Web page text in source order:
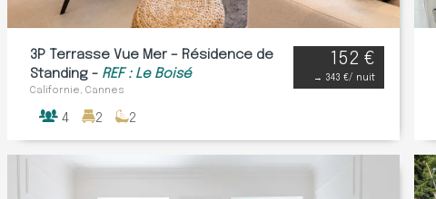
3P Terrasse Vue Mer – Résidence de
Standing - REF : Le Boisé
Californie, Cannes
152 €
→ 343 €/ nuit
4 2 2